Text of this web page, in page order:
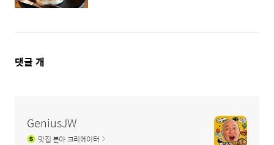
댓
댓글 개
GeniusJW
맛집분야 크리에이터